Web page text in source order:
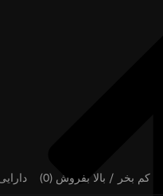
کم بخر / بالا بفروش (0)